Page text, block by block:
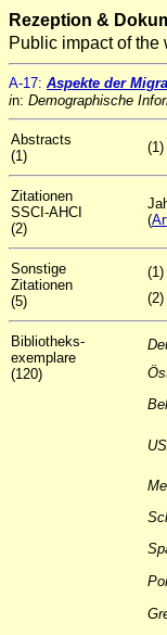
Rezeption &
Public impact of the
A-17: Aspekte der
in: Demographische
Abstracts
(1)
(1)
Zitationen
SSCI-AHCI
(2)
(
Sonstige
Zitationen
(5)
Bibliotheks-
exemplare
(120)